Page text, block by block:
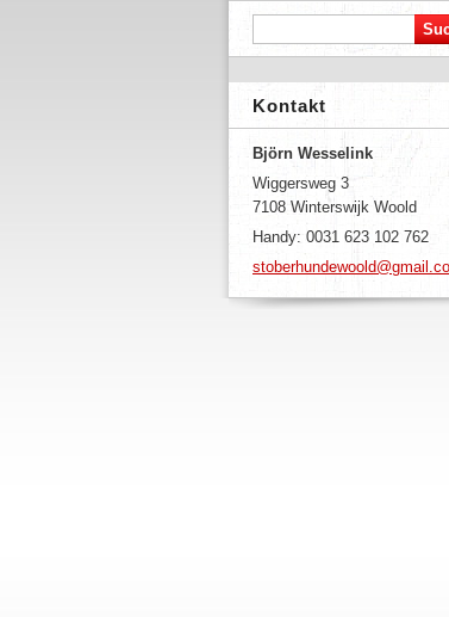
Kontakt
Björn Wesselink
Wiggersweg 3
7108 Winterswijk Woold
Handy: 0031 623 102 762